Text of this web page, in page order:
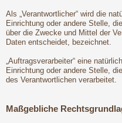
Als „Verantwortlicher“ wird die
Einrichtung oder andere Stelle,
über die Zwecke und Mittel der
Daten entscheidet, bezeichnet.
„Auftragsverarbeiter“ eine
Einrichtung oder andere Stelle,
des Verantwortlichen verarbeitet.
Maßgebliche